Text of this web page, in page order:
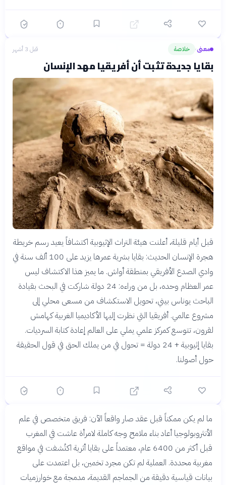
معنى› خلاصة قبل 3 أشهر
بقايا جديدة تثبت أن أفريقيا مهد الإنسان
قبل أيام قليلة، أعلنت هيئة التراث الإثيوبية اكتشافاً يعيد رسم خريطة
هجرة الإنسان الحديث: بقايا بشرية عمرها يزيد على 100 ألف سنة في
وادي الصدع الأفريقي بمنطقة أواش. ما يميز هذا الاكتشاف ليس
عمر العظام وحده، بل من وراءه: 24 دولة شاركت في البحث بقيادة
الباحث يوناس بيني، تحويل الاستكشاف من مسعى محلي إلى
مشروع عالمي. أفريقيا التي نظرت إليها الأكاديميا الغربية كهامش
لقرون، تتوسع كمركز علمي يملي على العالم إعادة كتابة السرديات.
بقايا إثيوبية + 24 دولة = تحول في من يملك الحق في قول الحقيقة
حول أصولنا.
قبل 3 أشهر معنى خلاصة
امرأة المغرب تعود
للحياة بعد 6400 سنة
ما لم يكن ممكناً قبل عقد صار واقعاً الآن: فريق متخصص في علم
الأنثروبولوجيا أعاد بناء ملامح وجه كاملة لامرأة عاشت في المغرب
قبل أكثر من 6400 عام، معتمداً على بقايا أثرية اكتُشفت في مواقع
مغربية محددة. العملية لم تكن مجرد تخمين، بل اعتمدت على
بيانات قياسية دقيقة من الجماجم القديمة، مدمجة مع خوارزميات